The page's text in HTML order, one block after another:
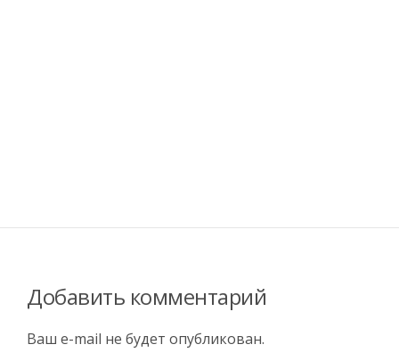
Добавить комментарий
Ваш e-mail не будет опубликован.